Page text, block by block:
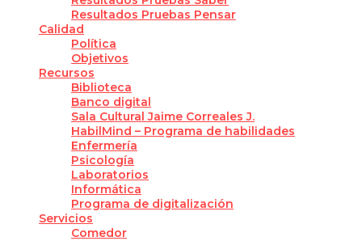
Resultados Pruebas Pensar
Calidad
Política
Objetivos
Recursos
Biblioteca
Banco digital
Sala Cultural Jaime Correales J.
HabilMind – Programa de habilidades
Enfermería
Psicología
Laboratorios
Informática
Programa de digitalización
Servicios
Comedor